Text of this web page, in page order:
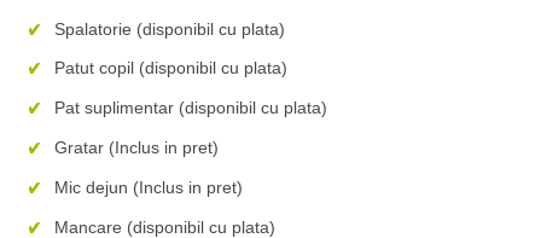
Spalatorie (disponibil cu plata)
Patut copil (disponibil cu plata)
Pat suplimentar (disponibil cu plata)
Gratar (Inclus in pret)
Mic dejun (Inclus in pret)
Mancare (disponibil cu plata)